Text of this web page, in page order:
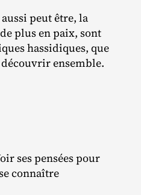
peut être, la
plus en paix, sont
hassidiques, que
ensemble.
ses pensées pour
connaître